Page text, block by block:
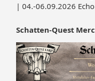
| 04.-06.09.2026
Schatten-Quest